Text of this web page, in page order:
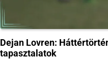
Dejan Lovren:
tapasztalatok